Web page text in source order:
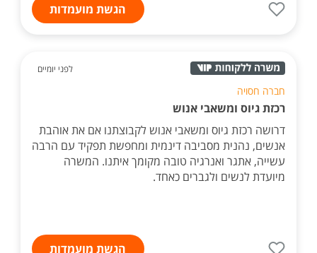
הגשת מועמדות
לפני יומיים
חברה חסויה
רכזת גיוס ומשאבי אנוש
דרושה רכזת גיוס ומשאבי אנוש לקבוצתנו אם את אוהבת
אנשים, נהנית מסביבה דינמית ומחפשת תפקיד עם הרבה
עשייה, אתגר ואנרגיה טובה מקומך איתנו. המשרה
מיועדת לנשים ולגברים כאחד.
הגשת מועמדות